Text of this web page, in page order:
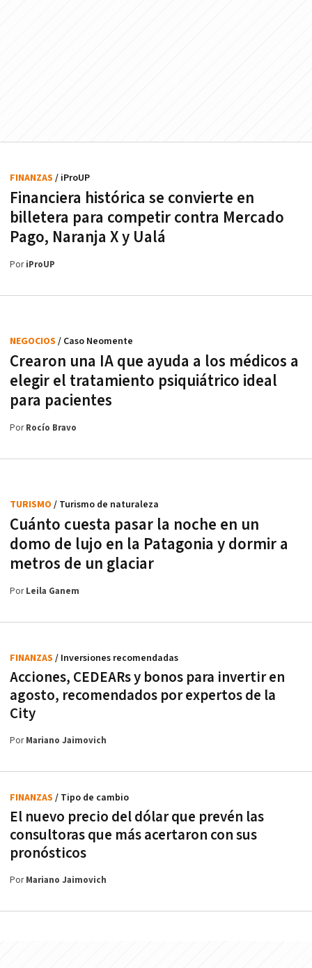
Financiera histórica se convierte en
billetera para competir contra Mercado
Pago, Naranja X y Ualá
FINANZAS / iProUP
PoriProUP
Crearon una IA que ayuda a los médicos a
elegir el tratamiento psiquiátrico ideal
para pacientes
NEGOCIOS / Caso Neomente
PorRocío Bravo
Cuánto cuesta pasar la noche en un
domo de lujo en la Patagonia y dormir a
metros de un glaciar
TURISMO / Turismo de naturaleza
PorLeila Ganem
Acciones, CEDEARs y bonos para invertir en
agosto, recomendados por expertos de la
City
FINANZAS / Inversiones recomendadas
PorMariano Jaimovich
El nuevo precio del dólar que prevén las
consultoras que más acertaron con sus
pronósticos
FINANZAS / Tipo de cambio
PorMariano Jaimovich